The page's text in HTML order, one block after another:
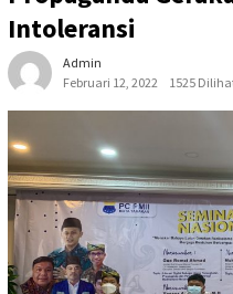
Intoleransi
Admin
Februari 12, 2022
1525